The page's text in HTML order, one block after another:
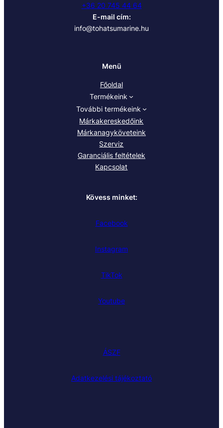
+36 20 745 44 64
E-mail cím:
info@tohatsumarine.hu
Menü
Főoldal
Termékeink
További termékeink
Márkakereskedőink
Márkanagyköveteink
Szerviz
Garanciális feltételek
Kapcsolat
Kövess minket:
Facebook
Instagram
TikTok
Youtube
ÁSZF
Adatkezelési tájékoztató